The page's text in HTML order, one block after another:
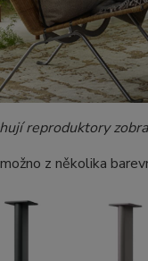
reproduktory
z několika